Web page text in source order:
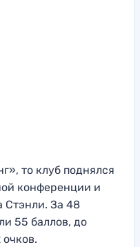
то клуб поднялся
конференции и
Стэнли. За 48
55 баллов, до